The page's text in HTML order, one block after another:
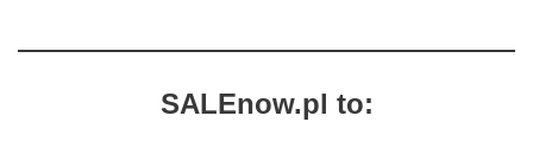
SALEnow.pl to: